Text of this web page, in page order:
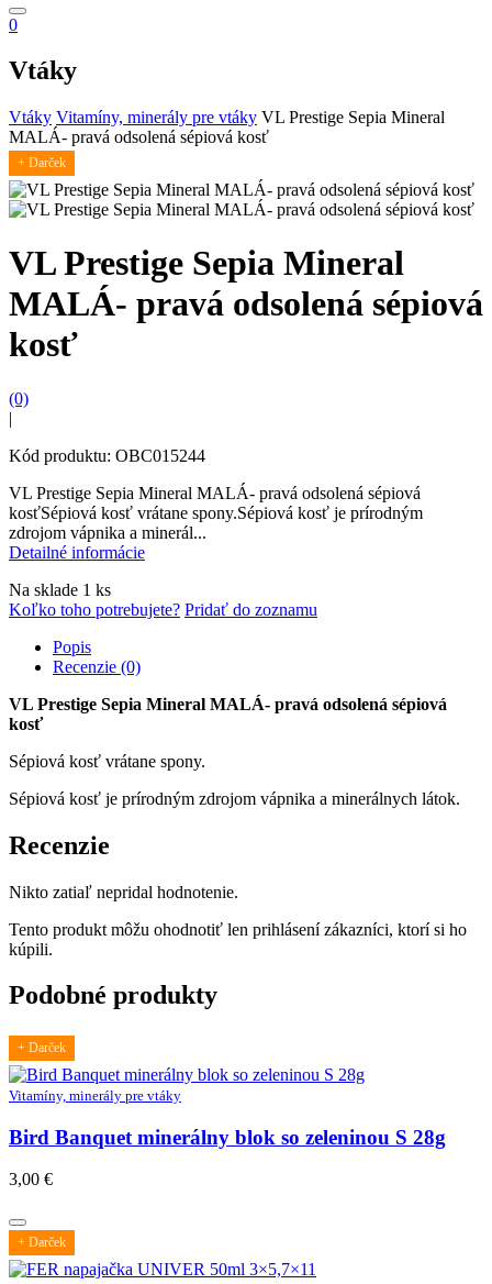
0
Vtáky
Vtáky Vitamíny, minerály pre vtáky VL Prestige Sepia Mineral
MALÁ- pravá odsolená sépiová kosť
+ Darček
VL Prestige Sepia Mineral
MALÁ- pravá odsolená sépiová
kosť
(0)
|
Kód produktu: OBC015244
VL Prestige Sepia Mineral MALÁ- pravá odsolená sépiová
kosťSépiová kosť vrátane spony.Sépiová kosť je prírodným
zdrojom vápnika a minerál...
Detailné informácie
Na sklade 1 ks
Koľko toho potrebujete? Pridať do zoznamu
Popis
Recenzie (0)
VL Prestige Sepia Mineral MALÁ- pravá odsolená sépiová
kosť
Sépiová kosť vrátane spony.
Sépiová kosť je prírodným zdrojom vápnika a minerálnych látok.
Recenzie
Nikto zatiaľ nepridal hodnotenie.
Tento produkt môžu ohodnotiť len prihlásení zákazníci, ktorí si ho
kúpili.
Podobné produkty
+ Darček
Vitamíny, minerály pre vtáky
Bird Banquet minerálny blok so zeleninou S 28g
3,00 €
+ Darček